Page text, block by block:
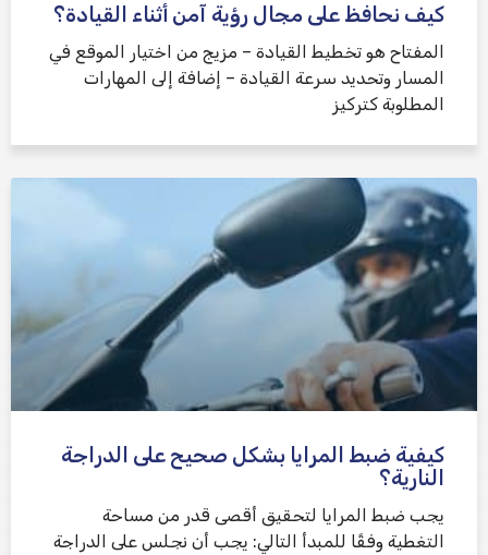
كيف نحافظ على مجال رؤية آمن أثناء القيادة؟
المفتاح هو تخطيط القيادة – مزيج من اختيار الموقع في
المسار وتحديد سرعة القيادة – إضافة إلى المهارات
المطلوبة كتركيز
كيفية ضبط المرايا بشكل صحيح على الدراجة
النارية؟
يجب ضبط المرايا لتحقيق أقصى قدر من مساحة
التغطية وفقًا للمبدأ التالي: يجب أن نجلس على الدراجة